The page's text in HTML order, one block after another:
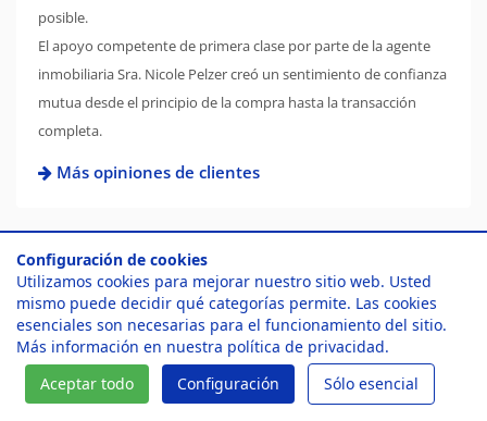
posible.
El apoyo competente de primera clase por parte de la agente
inmobiliaria Sra. Nicole Pelzer creó un sentimiento de confianza
mutua desde el principio de la compra hasta la transacción
completa.
Más opiniones de clientes
¡Atractivas ofertas
inmobiliarias en Mallorca le
esperan!
Configuración de cookies
Utilizamos cookies para mejorar nuestro sitio web. Usted
mismo puede decidir qué categorías permite. Las cookies
esenciales son necesarias para el funcionamiento del sitio.
Más información en nuestra política de privacidad.
Aceptar todo
Configuración Sólo esencial